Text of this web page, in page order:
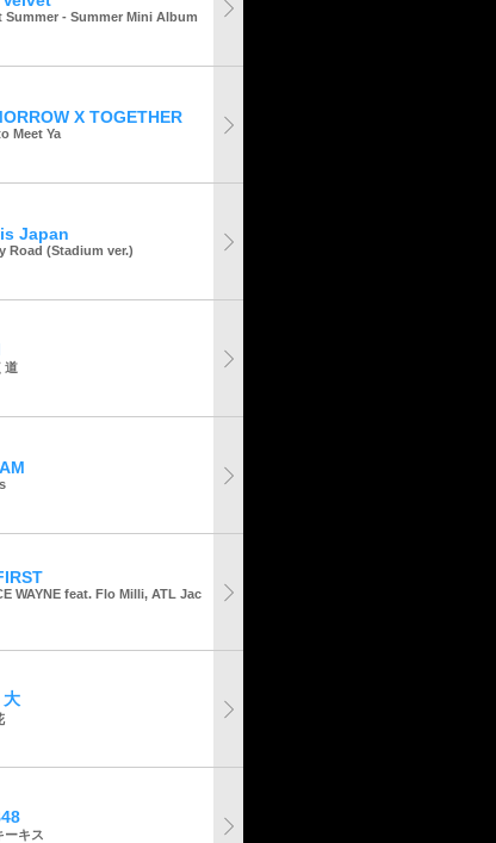
Summer - Summer Mini Album
X TOGETHER
Meet Ya
Japan
Road (Stadium ver.)
道
WAYNE feat. Flo Milli, ATL Jac
大
ーキス